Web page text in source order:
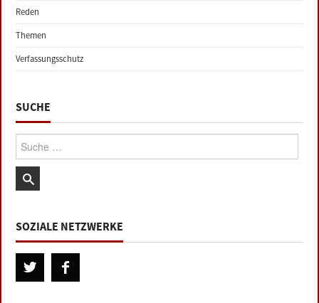
Reden
Themen
Verfassungsschutz
SUCHE
Suche:
SOZIALE NETZWERKE